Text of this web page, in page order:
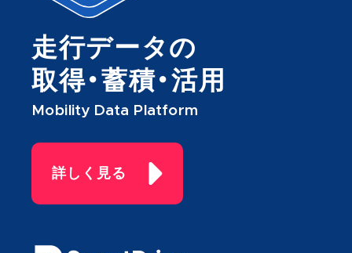
走行データの
取得・蓄積・活用
Mobility Data Platform
詳しく見る